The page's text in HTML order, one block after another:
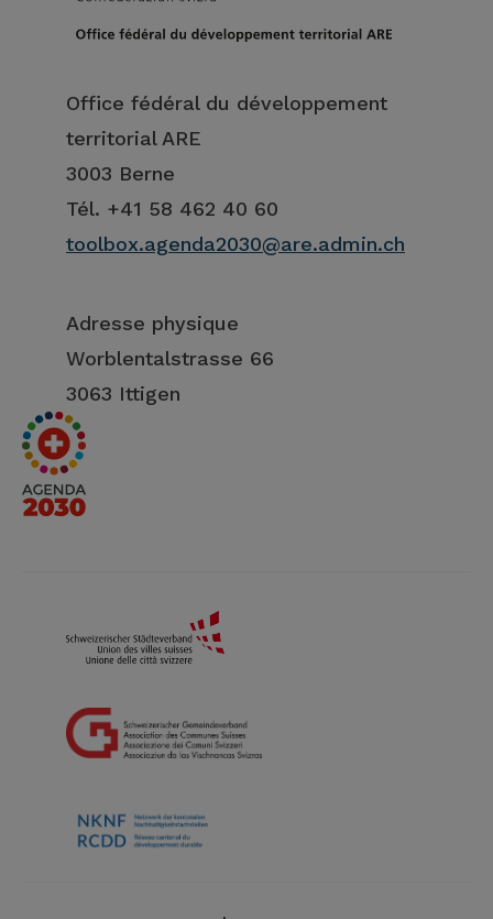
Office fédéral du développement
territorial ARE
3003 Berne
Tél. +41 58 462 40 60
toolbox.agenda2030@are.admin.ch
Adresse physique
Worblentalstrasse 66
3063 Ittigen